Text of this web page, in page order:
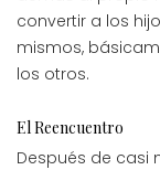
convertir a los
mismos,
los otros.
El Reencuentro
Después de casi